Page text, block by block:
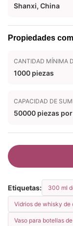
Shanxi, China
Propiedades
CANTIDAD MÍNIMA
1000 piezas
CAPACIDAD DE
50000 piezas
Etiquetas: 300 ml
Vidrios de whisky de
Vaso para botellas